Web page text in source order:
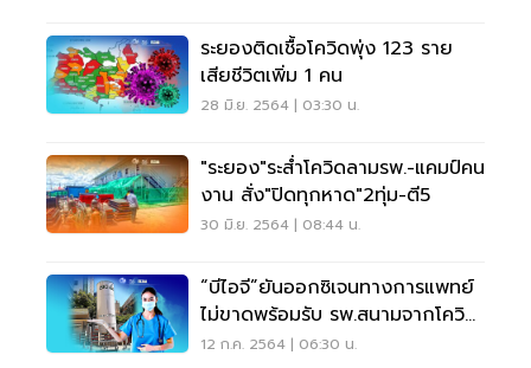
ระยองติดเชื้อโควิดพุ่ง 123 ราย
เสียชีวิตเพิ่ม 1 คน
28 มิ.ย. 2564 | 03:30 น.
"ระยอง"ระส่ำโควิดลามรพ.-แคมป์คน
งาน สั่ง"ปิดทุกหาด"2ทุ่ม-ตี5
30 มิ.ย. 2564 | 08:44 น.
“บีไอจี”ยันออกซิเจนทางการแพทย์
ไม่ขาดพร้อมรับ รพ.สนามจากโควิด
รอบใหม่
12 ก.ค. 2564 | 06:30 น.